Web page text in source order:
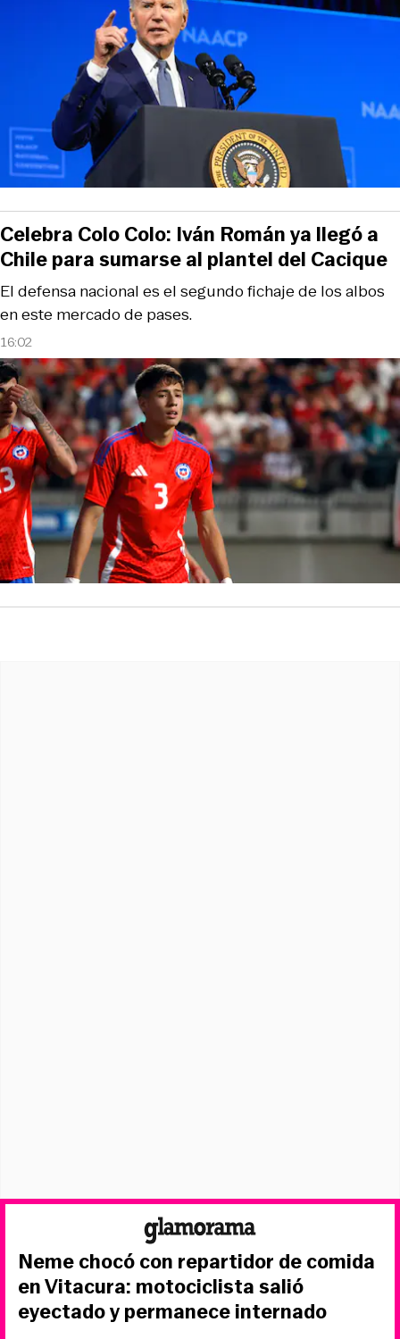
16:02
El defensa nacional es el segundo fichaje de los albos
en este mercado de pases.
Celebra Colo Colo: Iván Román ya llegó a
Chile para sumarse al plantel del Cacique
Neme chocó con repartidor de comida
en Vitacura: motociclista salió
eyectado y permanece internado